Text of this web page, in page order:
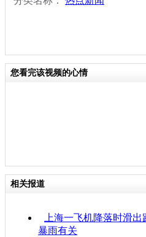
您看完该视频的心情
相关报道
上海一飞机降落时滑
暴雨有关